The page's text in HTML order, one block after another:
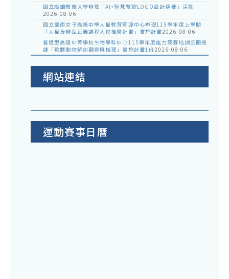
國立高雄餐旅大學辦理「AI+智慧餐飲LOGO設計競賽」活動
2026-08-06
國立臺南女子高級中學人權教育資源中心辦理115學年度上學期
「人權及轉型正義課程入校推廣計畫」實施計畫2026-08-06
普通型高級中等學校生物學科中心115學年度能力競賽培訓公開授
課「軟體動物解剖觀察與推理」實施計畫1份2026-08-06
網站連結
運動賽事日曆